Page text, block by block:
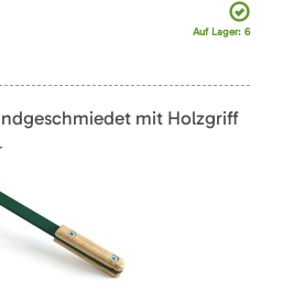
Auf Lager: 6
mit Holzgriff